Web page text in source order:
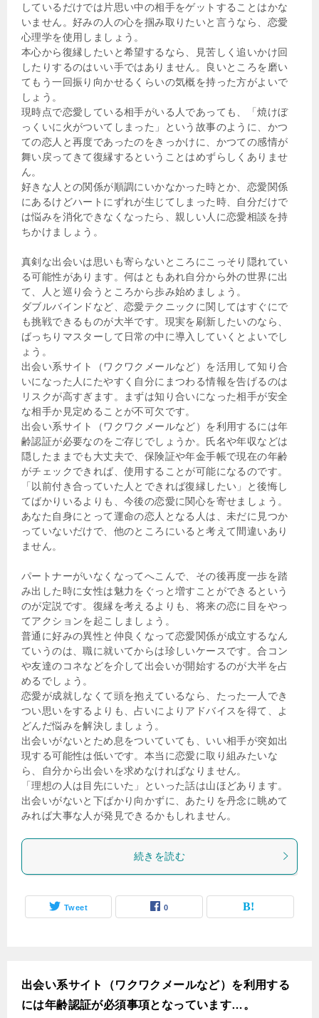
しているだけでは片思い中の相手をゲットすることはかな
いません。好みの人の心を掴み取りたいと言うなら、恋愛
心理学を使用しましょう。
本心から復縁したいと希望するなら、見苦しく追いかけ回
したりするのはいい手ではありません。良いところを磨い
てもう一回振り向かせるくらいの気概を持った方がよいで
しょう。
現時点で恋愛している相手がいる人であっても、「焼けぼ
っくいに火がついてしまった」という故事のように、かつ
ての恋人と再度であったのをきっかけに、かつての感情が
舞い戻ってきて復縁するということはめずらしくありませ
ん。
好きな人との関係が順調にいかなかった時とか、恋愛関係
にあるけどハートにずれが生じてしまった時、自分だけで
は悩みを消化できなくなったら、親しい人に恋愛相談を持
ちかけましょう。
真剣な出会いは思いも寄らないところにこっそり隠れてい
る可能性があります。何はともあれ自分から外の世界に出
て、人と巡り会うところから歩み始めましょう。
ダブルバインドなど、恋愛テクニックに関してはすぐにで
も挑戦できるものが大半です。現実を刷新したいのなら、
ばっちりマスターして日常の中に導入していくとよいでし
ょう。
出会い系サイト（ワクワクメールなど）を活用して知り合
いになった人にたやすく自分にまつわる情報を告げるのは
リスクが高すぎます。まずは知り合いになった相手が安全
な相手か見定めることが不可欠です。
出会い系サイト（ワクワクメールなど）を利用するには年
齢認証が必要なのをご存じでしょうか。氏名や年収などは
隠したままでも大丈夫で、保険証や年金手帳で現在の年齢
がチェックできれば、使用することが可能になるのです。
「以前付き合っていた人とできれば復縁したい」と後悔し
てばかりいるよりも、今後の恋愛に関心を寄せましょう。
あなた自身にとって運命の恋人となる人は、未だに見つか
っていないだけで、他のところにいると考えて間違いあり
ません。
パートナーがいなくなってへこんで、その後再度一歩を踏
み出した時に女性は魅力をぐっと増すことができるという
のが定説です。復縁を考えるよりも、将来の恋に目をやっ
てアクションを起こしましょう。
普通に好みの異性と仲良くなって恋愛関係が成立するなん
ていうのは、職に就いてからは珍しいケースです。合コン
や友達のコネなどを介して出会いが開始するのが大半を占
めるでしょう。
恋愛が成就しなくて頭を抱えているなら、たった一人でき
つい思いをするよりも、占いによりアドバイスを得て、よ
どんだ悩みを解決しましょう。
出会いがないとため息をついていても、いい相手が突如出
現する可能性は低いです。本当に恋愛に取り組みたいな
ら、自分から出会いを求めなければなりません。
「理想の人は目先にいた」といった話は山ほどあります。
出会いがないと下ばかり向かずに、あたりを丹念に眺めて
みれば大事な人が発見できるかもしれません。
続きを読む
Tweet 0
出会い系サイト（ワクワクメールなど）を利用する
には年齢認証が必須事項となっています…。